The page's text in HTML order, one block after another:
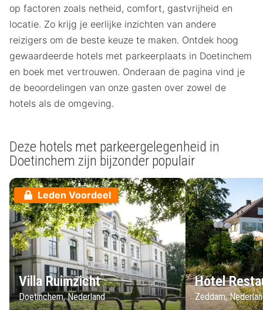
op factoren zoals netheid, comfort, gastvrijheid en
locatie. Zo krijg je eerlijke inzichten van andere
reizigers om de beste keuze te maken. Ontdek hoog
gewaardeerde hotels met parkeerplaats in Doetinchem
en boek met vertrouwen. Onderaan de pagina vind je
de beoordelingen van onze gasten over zowel de
hotels als de omgeving.
Deze hotels met parkeergelegenheid in
Doetinchem zijn bijzonder populair
Leden Voordeel
Villa Ruimzicht
Doetinchem, Nederland
Hotel
Zeddam,